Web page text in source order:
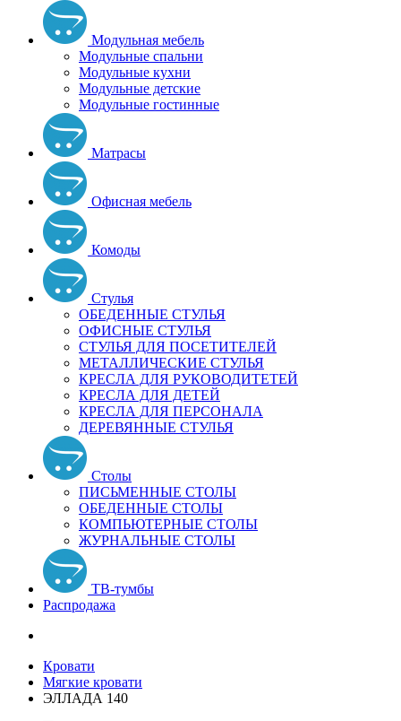
Модульная мебель
Модульные спальни
Модульные кухни
Модульные детские
Модульные гостинные
Матрасы
Офисная мебель
Комоды
Стулья
ОБЕДЕННЫЕ СТУЛЬЯ
ОФИСНЫЕ СТУЛЬЯ
СТУЛЬЯ ДЛЯ ПОСЕТИТЕЛЕЙ
МЕТАЛЛИЧЕСКИЕ СТУЛЬЯ
КРЕСЛА ДЛЯ РУКОВОДИТЕТЕЙ
КРЕСЛА ДЛЯ ДЕТЕЙ
КРЕСЛА ДЛЯ ПЕРСОНАЛА
ДЕРЕВЯННЫЕ СТУЛЬЯ
Столы
ПИСЬМЕННЫЕ СТОЛЫ
ОБЕДЕННЫЕ СТОЛЫ
КОМПЬЮТЕРНЫЕ СТОЛЫ
ЖУРНАЛЬНЫЕ СТОЛЫ
ТВ-тумбы
Распродажа
Кровати
Мягкие кровати
ЭЛЛАДА 140